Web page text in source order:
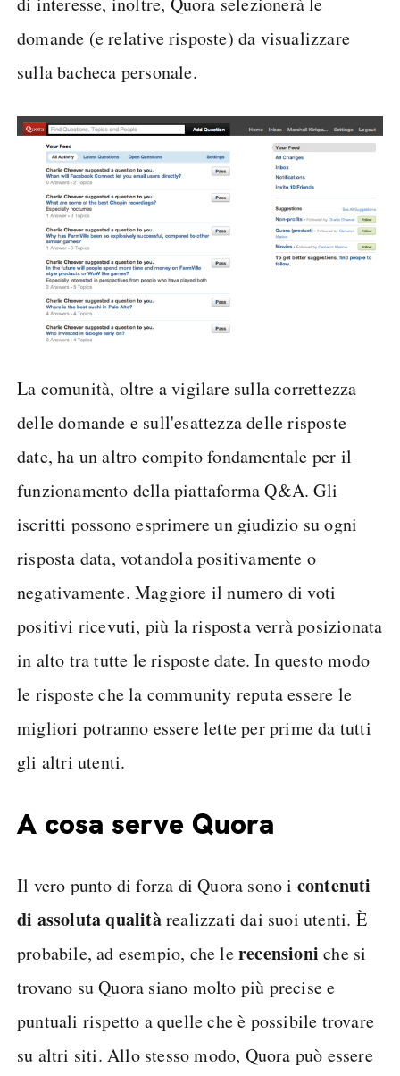
domande (e relative risposte) da visualizzare
sulla bacheca personale.
La comunità, oltre a vigilare sulla correttezza
delle domande e sull'esattezza delle risposte
date, ha un altro compito fondamentale per il
funzionamento della piattaforma Q&A. Gli
iscritti possono esprimere un giudizio su ogni
risposta data, votandola positivamente o
negativamente. Maggiore il numero di voti
positivi ricevuti, più la risposta verrà posizionata
in alto tra tutte le risposte date. In questo modo
le risposte che la community reputa essere le
migliori potranno essere lette per prime da tutti
gli altri utenti.
A cosa serve Quora
Il vero punto di forza di Quora sono i contenuti
di assoluta qualitàrealizzati dai suoi utenti. È
probabile, ad esempio, che lerecensioni che si
trovano su Quora siano molto più precise e
puntuali rispetto a quelle che è possibile trovare
su altri siti. Allo stesso modo, Quora può essere